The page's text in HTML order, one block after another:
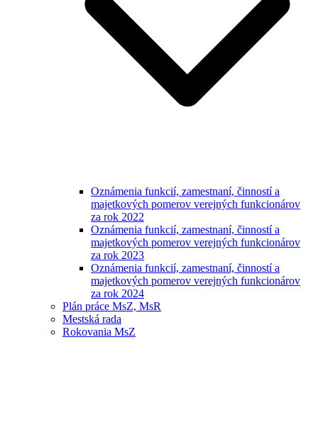
Oznámenia funkcií, zamestnaní, činností a
majetkových pomerov verejných funkcionárov
za rok 2022
Oznámenia funkcií, zamestnaní, činností a
majetkových pomerov verejných funkcionárov
za rok 2023
Oznámenia funkcií, zamestnaní, činností a
majetkových pomerov verejných funkcionárov
za rok 2024
Plán práce MsZ, MsR
Mestská rada
Rokovania MsZ